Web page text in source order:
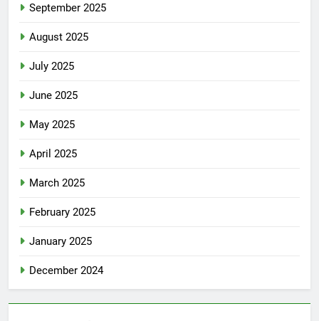
September 2025
August 2025
July 2025
June 2025
May 2025
April 2025
March 2025
February 2025
January 2025
December 2024